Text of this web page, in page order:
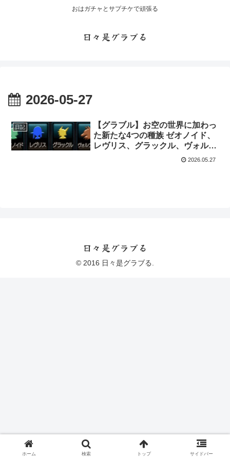
おはガチャとサプチケで頑張る
日々是グラブる
2026-05-27
日記
【グラブル】お空の世界に加わっ
た新たな4つの種族 ゼオノイド、
レヴリス、グラックル、ヴォルヴ
2026.05.27
日々是グラブる
© 2016 日々是グラブる.
ホーム 検索 トップ サイドバー